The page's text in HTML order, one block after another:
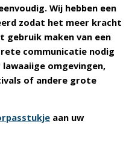
Wij hebben een
zodat het meer kracht
gebruik maken van een
communicatie nodig
omgevingen,
of andere grote
aan uw